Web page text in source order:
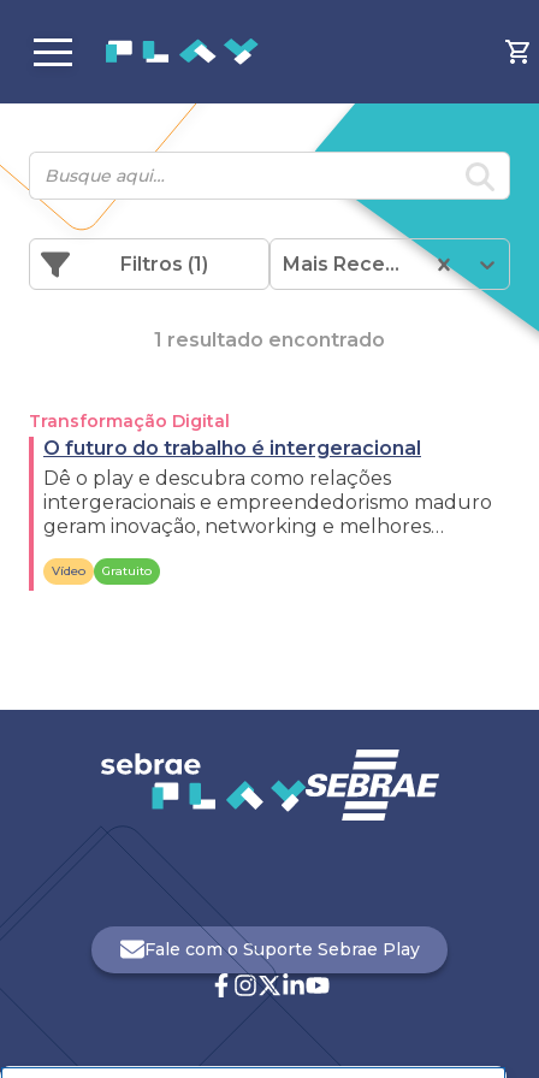
Filtros (1) Mais Recentes
1 resultado encontrado
Transformação Digital
O futuro do trabalho é intergeracional
Dê o play e descubra como relações
intergeracionais e empreendedorismo maduro
geram inovação, networking e melhores
Vídeo Gratuito
Fale com o Suporte Sebrae Play